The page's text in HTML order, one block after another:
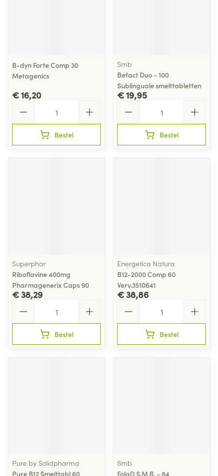
B-dyn Forte Comp 30
Metagenics
€ 16,20
Bestel
Smb
Befact Duo - 100
Sublinguale smelttabletten
€ 19,95
Bestel
Superphar
Riboflavine 400mg
Pharmagenerix Caps 90
€ 38,29
Bestel
Energetica Natura
B12-2000 Comp 60
Verv.3510641
€ 38,86
Bestel
Pure by Solidpharma
Pure B12 Smelttabl 60
Smb
FolaD S.M.B. - 84